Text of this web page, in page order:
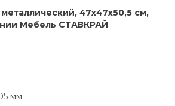
47х47х50,5 см,
Мебель СТАВКРАЙ
мм